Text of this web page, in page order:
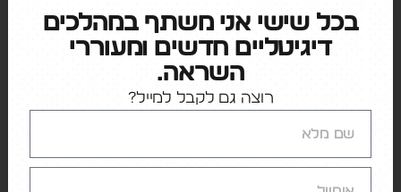
אמזון,אמזון גו ,אמזון פריים ,אסטרטגיה צרכנות דיגיטלית
מכולת 2.0
→ מודל הבאנדל ומונוגמיה צרכנית
בכל שישי אני משתף במהלכים
דיגיטליים חדשים ומעוררי
השראה.
רוצה גם לקבל למייל?